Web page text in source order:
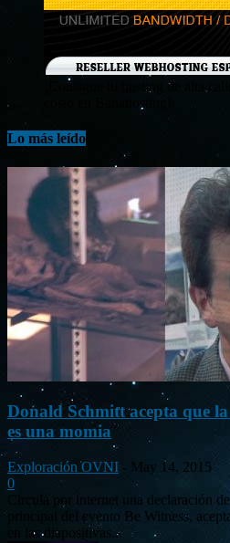
¡Consigue tu hosting de alta
costo en Banahosting!
Lo más leído
Donald Schmitt acepta que
es una momia
Exploración OVNI - May 14, 2015
0
Circula por internet una declaración
principal del evento Be Witness,
en las diapositivas...